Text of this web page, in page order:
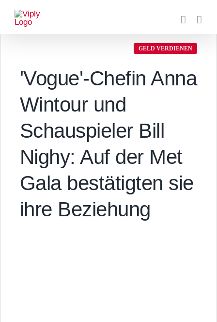
Inhalt
springen
GELD VERDIENEN
'Vogue'-Chefin Anna
Wintour und
Schauspieler Bill
Nighy: Auf der Met
Gala bestätigten sie
ihre Beziehung